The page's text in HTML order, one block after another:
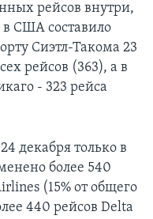
рейсов внутри,
США составило
Сиэтл-Такома 23
рейсов (363), а в
- 323 рейса
декабря только в
более 540
(15% от общего
440 рейсов Delta